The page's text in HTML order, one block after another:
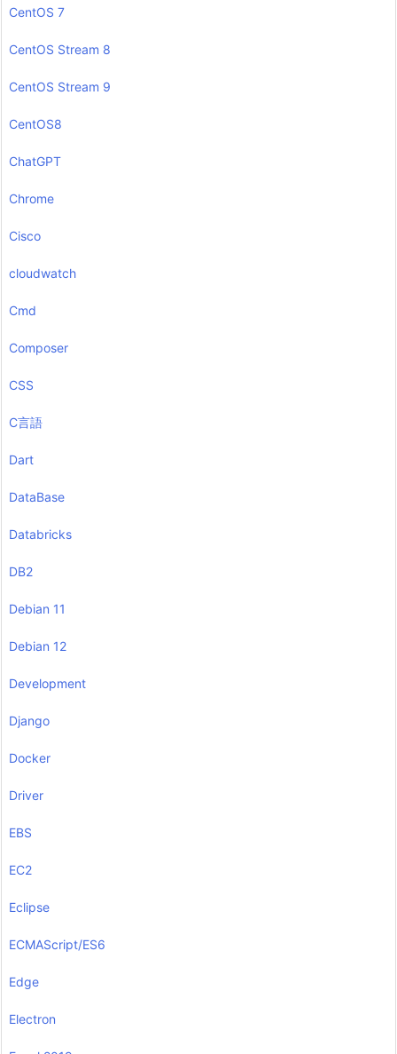
CentOS 7
CentOS Stream 8
CentOS Stream 9
CentOS8
ChatGPT
Chrome
Cisco
cloudwatch
Cmd
Composer
CSS
C言語
Dart
DataBase
Databricks
DB2
Debian 11
Debian 12
Development
Django
Docker
Driver
EBS
EC2
Eclipse
ECMAScript/ES6
Edge
Electron